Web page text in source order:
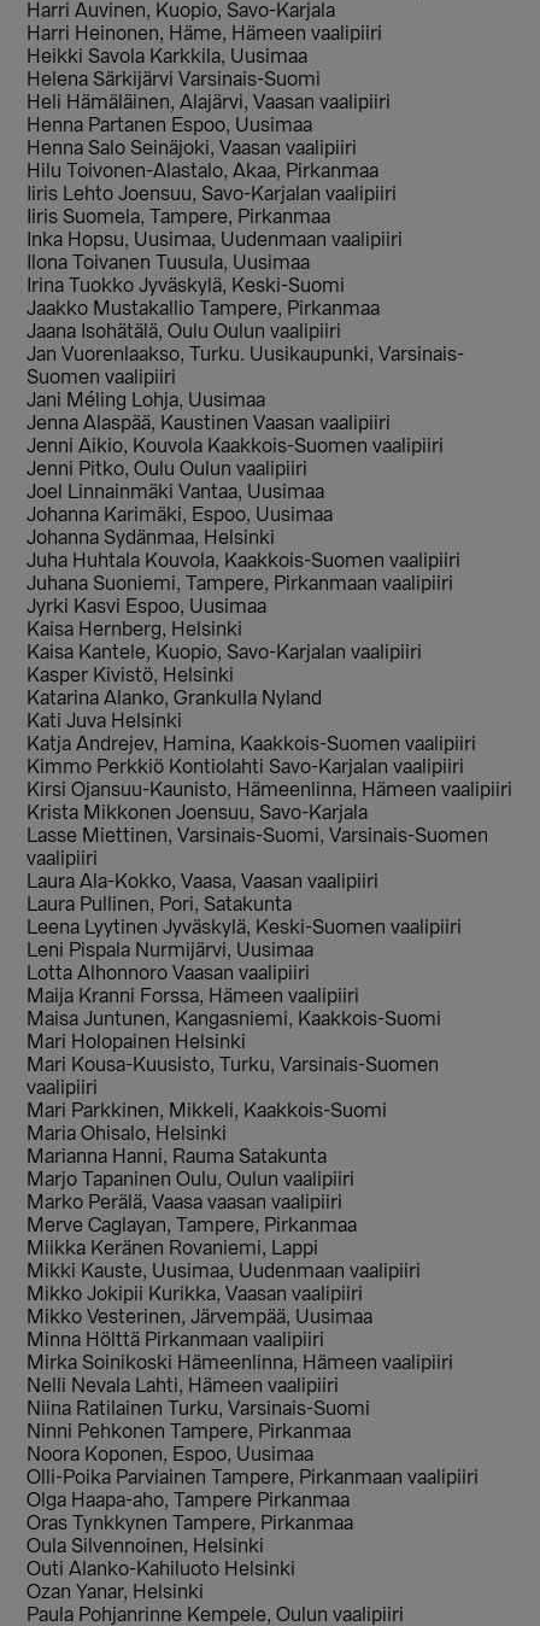
Harri Auvinen, Kuopio, Savo-Karjala
Harri Heinonen, Häme, Hämeen vaalipiiri
Heikki Savola Karkkila, Uusimaa
Helena Särkijärvi Varsinais-Suomi
Heli Hämäläinen, Alajärvi, Vaasan vaalipiiri
Henna Partanen Espoo, Uusimaa
Henna Salo Seinäjoki, Vaasan vaalipiiri
Hilu Toivonen-Alastalo, Akaa, Pirkanmaa
Iiris Lehto Joensuu, Savo-Karjalan vaalipiiri
Iiris Suomela, Tampere, Pirkanmaa
Inka Hopsu, Uusimaa, Uudenmaan vaalipiiri
Ilona Toivanen Tuusula, Uusimaa
Irina Tuokko Jyväskylä, Keski-Suomi
Jaakko Mustakallio Tampere, Pirkanmaa
Jaana Isohätälä, Oulu Oulun vaalipiiri
Jan Vuorenlaakso, Turku. Uusikaupunki, Varsinais-
Suomen vaalipiiri
Jani Méling Lohja, Uusimaa
Jenna Alaspää, Kaustinen Vaasan vaalipiiri
Jenni Aikio, Kouvola Kaakkois-Suomen vaalipiiri
Jenni Pitko, Oulu Oulun vaalipiiri
Joel Linnainmäki Vantaa, Uusimaa
Johanna Karimäki, Espoo, Uusimaa
Johanna Sydänmaa, Helsinki
Juha Huhtala Kouvola, Kaakkois-Suomen vaalipiiri
Juhana Suoniemi, Tampere, Pirkanmaan vaalipiiri
Jyrki Kasvi Espoo, Uusimaa
Kaisa Hernberg, Helsinki
Kaisa Kantele, Kuopio, Savo-Karjalan vaalipiiri
Kasper Kivistö, Helsinki
Katarina Alanko, Grankulla Nyland
Kati Juva Helsinki
Katja Andrejev, Hamina, Kaakkois-Suomen vaalipiiri
Kimmo Perkkiö Kontiolahti Savo-Karjalan vaalipiiri
Kirsi Ojansuu-Kaunisto, Hämeenlinna, Hämeen vaalipiiri
Krista Mikkonen Joensuu, Savo-Karjala
Lasse Miettinen, Varsinais-Suomi, Varsinais-Suomen
vaalipiiri
Laura Ala-Kokko, Vaasa, Vaasan vaalipiiri
Laura Pullinen, Pori, Satakunta
Leena Lyytinen Jyväskylä, Keski-Suomen vaalipiiri
Leni Pispala Nurmijärvi, Uusimaa
Lotta Alhonnoro Vaasan vaalipiiri
Maija Kranni Forssa, Hämeen vaalipiiri
Maisa Juntunen, Kangasniemi, Kaakkois-Suomi
Mari Holopainen Helsinki
Mari Kousa-Kuusisto, Turku, Varsinais-Suomen
vaalipiiri
Mari Parkkinen, Mikkeli, Kaakkois-Suomi
Maria Ohisalo, Helsinki
Marianna Hanni, Rauma Satakunta
Marjo Tapaninen Oulu, Oulun vaalipiiri
Marko Perälä, Vaasa vaasan vaalipiiri
Merve Caglayan, Tampere, Pirkanmaa
Miikka Keränen Rovaniemi, Lappi
Mikki Kauste, Uusimaa, Uudenmaan vaalipiiri
Mikko Jokipii Kurikka, Vaasan vaalipiiri
Mikko Vesterinen, Järvempää, Uusimaa
Minna Hölttä Pirkanmaan vaalipiiri
Mirka Soinikoski Hämeenlinna, Hämeen vaalipiiri
Nelli Nevala Lahti, Hämeen vaalipiiri
Niina Ratilainen Turku, Varsinais-Suomi
Ninni Pehkonen Tampere, Pirkanmaa
Noora Koponen, Espoo, Uusimaa
Olli-Poika Parviainen Tampere, Pirkanmaan vaalipiiri
Olga Haapa-aho, Tampere Pirkanmaa
Oras Tynkkynen Tampere, Pirkanmaa
Oula Silvennoinen, Helsinki
Outi Alanko-Kahiluoto Helsinki
Ozan Yanar, Helsinki
Paula Pohjanrinne Kempele, Oulun vaalipiiri